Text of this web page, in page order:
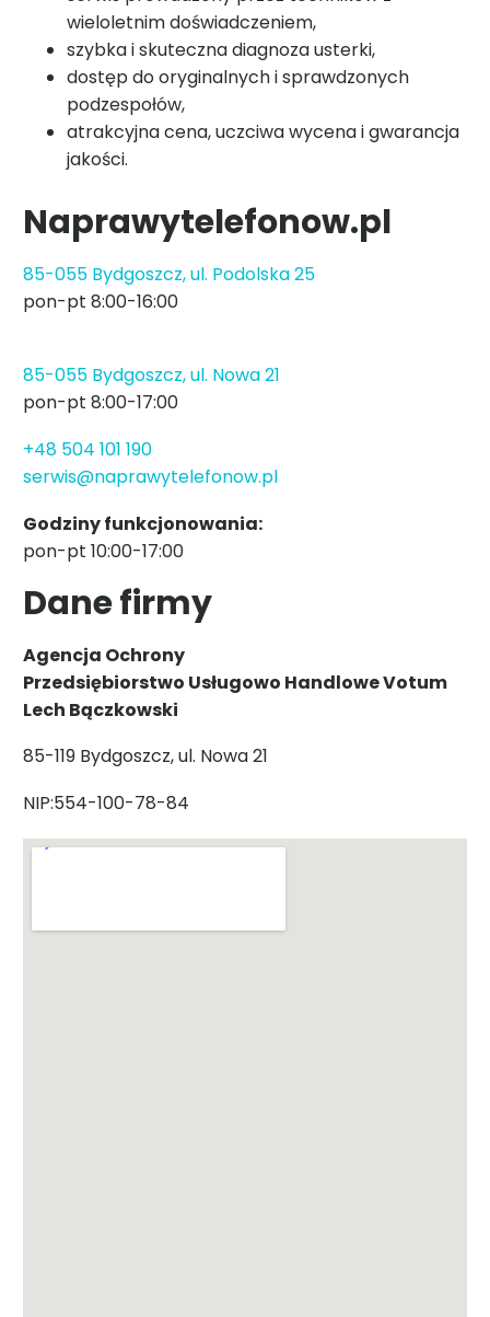
wieloletnim doświadczeniem,
szybka i skuteczna diagnoza usterki,
dostęp do oryginalnych i sprawdzonych
podzespołów,
atrakcyjna cena, uczciwa wycena i gwarancja
jakości.
Naprawytelefonow.pl
85-055 Bydgoszcz, ul. Podolska 25
pon-pt 8:00-16:00
85-055 Bydgoszcz, ul. Nowa 21
pon-pt 8:00-17:00
+48 504 101 190
serwis@naprawytelefonow.pl
Godziny funkcjonowania:
pon-pt 10:00-17:00
Dane firmy
Agencja Ochrony
Przedsiębiorstwo Usługowo Handlowe Votum
Lech Bączkowski
85-119 Bydgoszcz, ul. Nowa 21
NIP:554-100-78-84